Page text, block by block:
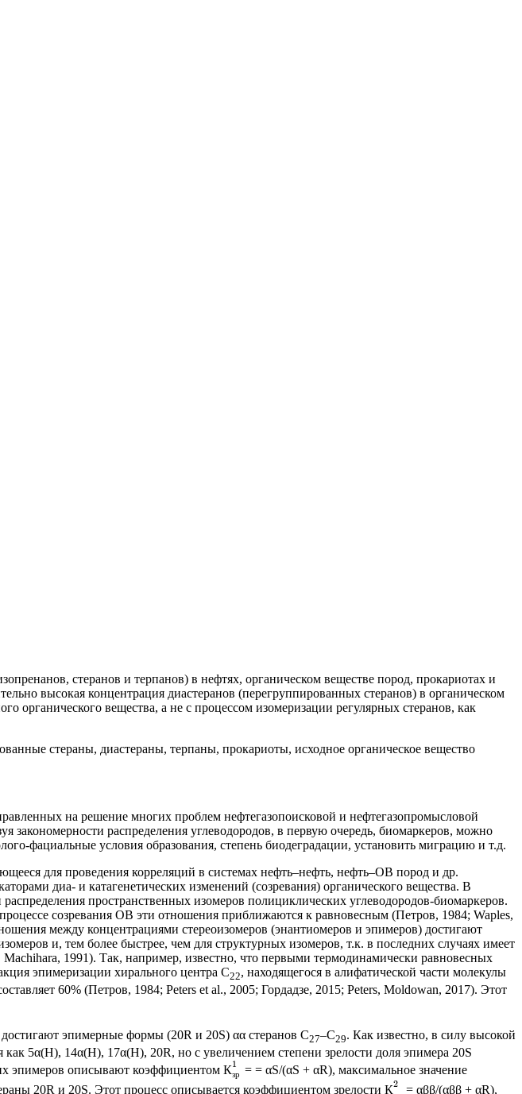
стеранов и терпанов) в нефтях, органическом веществе пород, прокариотах и
высокая концентрация диастеранов (перегруппированных стеранов) в органическом
органического вещества, а не с процессом изомеризации регулярных стеранов, как
стераны, диастераны, терпаны, прокариоты, исходное органическое вещество
на решение многих проблем нефтегазопоисковой и нефтегазопромысловой
закономерности распределения углеводородов, в первую очередь, биомаркеров, можно
фациальные условия образования, степень биодеградации, установить миграцию и т.д.
для проведения корреляций в системах нефть–нефть, нефть–ОВ пород и др.
диа- и катагенетических изменений (созревания) органического вещества. В
пространственных изомеров полициклических углеводородов-биомаркеров.
созревания ОВ эти отношения приближаются к равновесным (Петров, 1984; Waples,
между концентрациями стереоизомеров (энантиомеров и эпимеров) достигают
и, тем более быстрее, чем для структурных изомеров, т.к. в последних случаях имеет
1991). Так, например, известно, что первыми термодинамически равновесных
эпимеризации хирального центра С22, находящегося в алифатической части молекулы
60% (Петров, 1984; Peters et al., 2005; Гордадзе, 2015; Peters, Moldowan, 2017). Этот
эпимерные формы (20R и 20S) αα стеранов С27–С29. Как известно, в силу высокой
как 5α(Н), 14α(Н), 17α(Н), 20R, но с увеличением степени зрелости доля эпимера 20S
эпимеров описывают коэффициентом К1
зр = = αЅ/(αS + αR), максимальное значение
20R и 20S. Этот процесс описывается коэффициентом зрелости К2
= αββ/(αββ + αR),